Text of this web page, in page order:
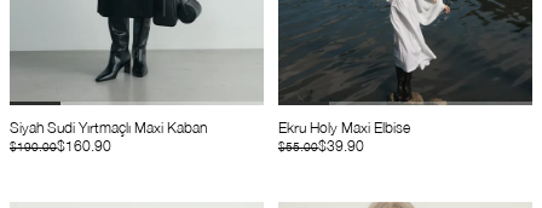
Siyah Sudi Yırtmaçlı Maxi Kaban
$160.90
$190.00
Ekru Holy Maxi Elbise
$39.90
$55.00